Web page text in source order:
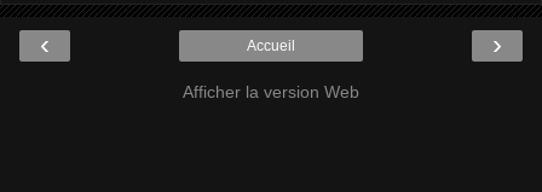
‹ ›
Accueil
Afficher la version Web